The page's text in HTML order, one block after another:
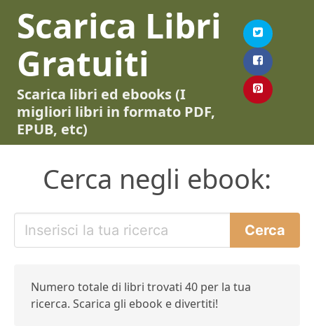
Scarica Libri
Gratuiti
Scarica libri ed ebooks (I
migliori libri in formato PDF,
EPUB, etc)
Cerca negli ebook:
Numero totale di libri trovati 40 per la tua
ricerca. Scarica gli ebook e divertiti!